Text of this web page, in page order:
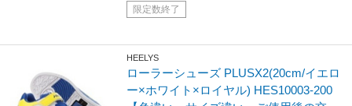
限定数終了
HEELYS
ローラーシューズ PLUSX2(20cm/イエロ
ー×ホワイト×ロイヤル) HES10003-200